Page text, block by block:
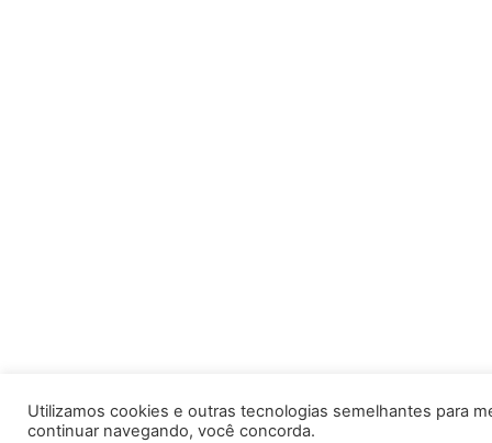
Utilizamos cookies e outras tecnologias semelhantes para
continuar navegando, você concorda.